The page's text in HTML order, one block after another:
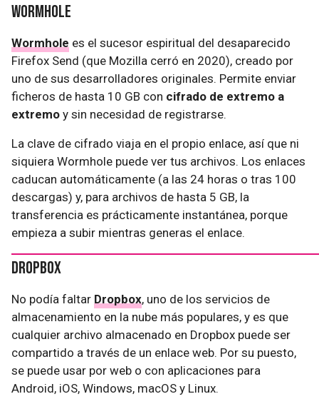
Wormhole
Wormhole es el sucesor espiritual del desaparecido
Firefox Send (que Mozilla cerró en 2020), creado por
uno de sus desarrolladores originales. Permite enviar
ficheros de hasta 10 GB con cifrado de extremo a
extremo y sin necesidad de registrarse.
La clave de cifrado viaja en el propio enlace, así que ni
siquiera Wormhole puede ver tus archivos. Los enlaces
caducan automáticamente (a las 24 horas o tras 100
descargas) y, para archivos de hasta 5 GB, la
transferencia es prácticamente instantánea, porque
empieza a subir mientras generas el enlace.
Dropbox
No podía faltar Dropbox, uno de los servicios de
almacenamiento en la nube más populares, y es que
cualquier archivo almacenado en Dropbox puede ser
compartido a través de un enlace web. Por su puesto,
se puede usar por web o con aplicaciones para
Android, iOS, Windows, macOS y Linux.